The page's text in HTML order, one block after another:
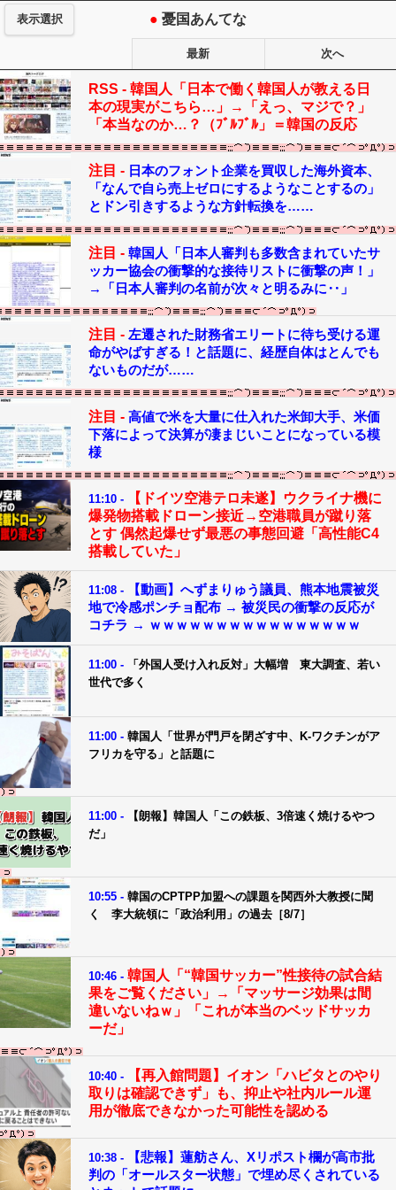
表示選択 ● 憂国あんてな
最新 次へ
RSS - 韓国人「日本で働く韓国人が教える日
本の現実がこちら…」→「えっ、マジで？」
「本当なのか…？（ﾌﾞﾙﾌﾞﾙ」＝韓国の反応
注目 - 日本のフォント企業を買収した海外資本、
「なんで自ら売上ゼロにするようなことするの」
とドン引きするような方針転換を……
注目 - 韓国人「日本人審判も多数含まれていたサ
ッカー協会の衝撃的な接待リストに衝撃の声！」
→「日本人審判の名前が次々と明るみに‥」
注目 - 左遷された財務省エリートに待ち受ける運
命がやばすぎる！と話題に、経歴自体はとんでも
ないものだが……
注目 - 高値で米を大量に仕入れた米卸大手、米価
下落によって決算が凄まじいことになっている模
様
11:10 -
【ドイツ空港テロ未遂】ウクライナ機に
爆発物搭載ドローン接近→空港職員が蹴り落
とす 偶然起爆せず最悪の事態回避「高性能C4
搭載していた」
11:08 -
【動画】へずまりゅう議員、熊本地震被災
地で冷感ポンチョ配布 → 被災民の衝撃の反応が
コチラ → ｗｗｗｗｗｗｗｗｗｗｗｗｗｗｗｗ
11:00 -
「外国人受け入れ反対」大幅増 東大調査、若い
世代で多く
11:00 - 韓国人「世界が門戸を閉ざす中、K-ワクチンがア
フリカを守る」と話題に
11:00 -
【朗報】韓国人「この鉄板、3倍速く焼けるやつ
だ」
10:55 - 韓国のCPTPP加盟への課題を関西外大教授に聞
く 李大統領に「政治利用」の過去［8/7］
10:46 - 韓国人「“韓国サッカー”性接待の試合結
果をご覧ください」→「マッサージ効果は間
違いないねｗ」「これが本当のベッドサッカ
ーだ」
10:40 -
【再入館問題】イオン「ハビタとのやり
取りは確認できず」も、抑止や社内ルール運
用が徹底できなかった可能性を認める
10:38 -
【悲報】蓮舫さん、Xリポスト欄が高市批
判の「オールスター状態」で埋め尽くされている